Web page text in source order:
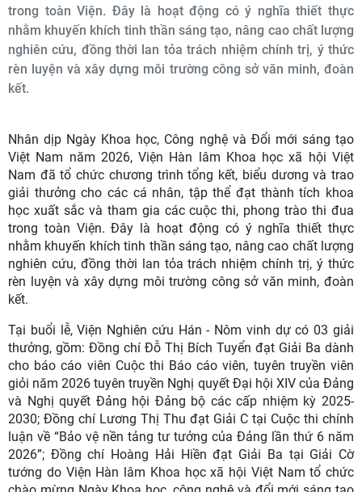
trong toàn Viện. Đây là hoạt động có ý nghĩa thiết thực
nhằm khuyến khích tinh thần sáng tạo, nâng cao chất lượng
nghiên cứu, đồng thời lan tỏa trách nhiệm chính trị, ý thức
rèn luyện và xây dựng môi trường công sở văn minh, đoàn
kết.
Nhân dịp Ngày Khoa học, Công nghệ và Đổi mới sáng tạo
Việt Nam năm 2026, Viện Hàn lâm Khoa học xã hội Việt
Nam đã tổ chức chương trình tổng kết, biểu dương và trao
giải thưởng cho các cá nhân, tập thể đạt thành tích khoa
học xuất sắc và tham gia các cuộc thi, phong trào thi đua
trong toàn Viện. Đây là hoạt động có ý nghĩa thiết thực
nhằm khuyến khích tinh thần sáng tạo, nâng cao chất lượng
nghiên cứu, đồng thời lan tỏa trách nhiệm chính trị, ý thức
rèn luyện và xây dựng môi trường công sở văn minh, đoàn
kết.
Tại buổi lễ, Viện Nghiên cứu Hán - Nôm vinh dự có 03 giải
thưởng, gồm: Đồng chí Đỗ Thị Bích Tuyển đạt Giải Ba dành
cho báo cáo viên Cuộc thi Báo cáo viên, tuyên truyền viên
giỏi năm 2026 tuyên truyền Nghị quyết Đại hội XIV của Đảng
và Nghị quyết Đảng hội Đảng bộ các cấp nhiệm kỳ 2025-
2030; Đồng chí Lương Thị Thu đạt Giải C tại Cuộc thi chính
luận về “Bảo vệ nền tảng tư tưởng của Đảng lần thứ 6 năm
2026”; Đồng chí Hoàng Hải Hiền đạt Giải Ba tại Giải Cờ
tướng do Viện Hàn lâm Khoa học xã hội Việt Nam tổ chức